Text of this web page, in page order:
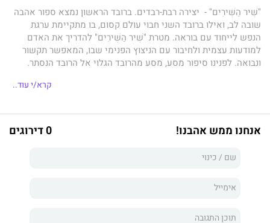
"שִׁיר הַשִּׁירִים" - יצירה רבת-רבדים. ברובד הראשון נמצא ספור אהבה
שובה לב, ואילו ברובד השני חבוי עולם קסום, בו מתקיימת ערגת
הנפש לייחוד עם בוראה. מטרת "שִׁיר הַשִּׁירִים" להדריך את האדם
למודעות עצמית ולחיבור עם הניצוץ הפנימי שבו, המאפשר תקשור
ונבואה. לפנינו סיפור מסע, מסע מהרובד הגלוי אל הרובד הנסתר.
"שִׁיר הַשִּׁירִים" מהווה ספר הדרכה לבני הנביאים. מנחה לטוהר מידות,
קרא/י עוד..
אנחנו ממש אהבנו! 0 דירוגים